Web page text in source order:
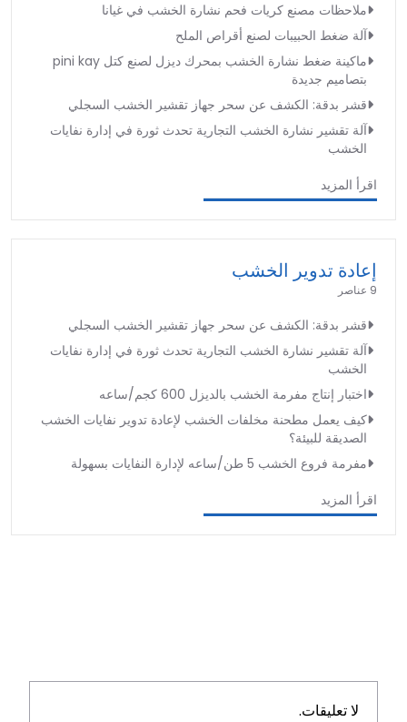
ملاحظات مصنع كريات فحم نشارة الخشب في غيانا
آلة ضغط الحبيبات لصنع أقراص الملح
ماكينة ضغط نشارة الخشب بمحرك ديزل لصنع كتل pini kay
بتصاميم جديدة
قشر بدقة: الكشف عن سحر جهاز تقشير الخشب السجلي
آلة تقشير نشارة الخشب التجارية تحدث ثورة في إدارة نفايات
الخشب
اقرأ المزيد
إعادة تدوير الخشب
9 عناصر
قشر بدقة: الكشف عن سحر جهاز تقشير الخشب السجلي
آلة تقشير نشارة الخشب التجارية تحدث ثورة في إدارة نفايات
الخشب
اختبار إنتاج مفرمة الخشب بالديزل 600 كجم/ساعه
كيف يعمل مطحنة مخلفات الخشب لإعادة تدوير نفايات الخشب
الصديقة للبيئة؟
مفرمة فروع الخشب 5 طن/ساعه لإدارة النفايات بسهولة
اقرأ المزيد
لا تعليقات.